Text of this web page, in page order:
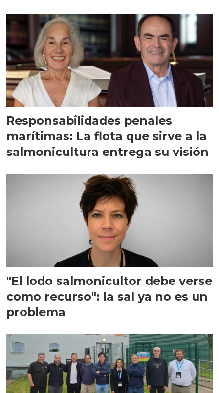
Responsabilidades penales
marítimas: La flota que sirve a la
salmonicultura entrega su visión
"El lodo salmonicultor debe verse
como recurso": la sal ya no es un
problema